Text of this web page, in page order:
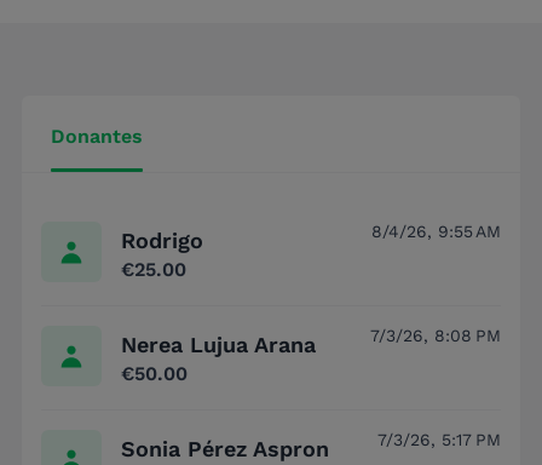
Donantes
Rodrigo
€25.00
8/4/26, 9:55 AM
Nerea Lujua Arana
€50.00
7/3/26, 8:08 PM
Sonia Pérez Aspron 7/3/26, 5:17 PM